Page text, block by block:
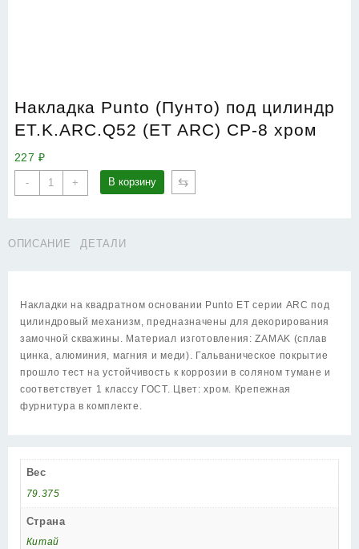
Накладка Punto (Пунто) под цилиндр
ET.K.ARC.Q52 (ET ARC) CP-8 хром
227₽
-
Количество
товара
(Пунто)
(ET
ARC)
+ В корзину ⇆
ОПИСАНИЕ ДЕТАЛИ
Накладки на квадратном основании Punto ET серии ARC под
цилиндровый механизм, предназначены для декорирования
замочной скважины. Материал изготовления: ZAMAK (сплав
цинка, алюминия, магния и меди). Гальваническое покрытие
прошло тест на устойчивость к коррозии в соляном тумане и
соответствует 1 классу ГОСТ. Цвет: хром. Крепежная
фурнитура в комплекте.
Вес
79.375
Страна
Китай